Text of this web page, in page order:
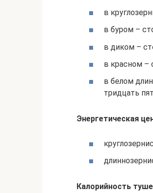
в
в буром –
в диком –
в красном –
в белом
тридцать
Энергетическая
Калорийность